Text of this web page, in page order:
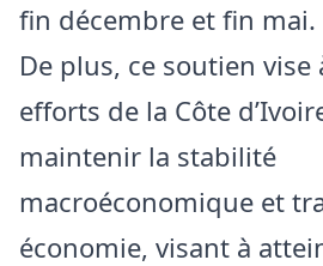
fin décembre et fin mai.
De plus, ce soutien vise
efforts de la Côte
maintenir la stabilité
macroéconomique et
économie, visant à